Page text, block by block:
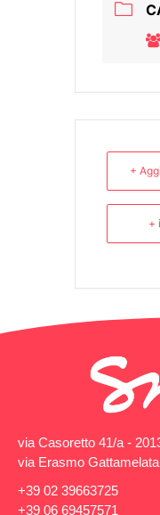
+
+
via Casoretto 41/a -
via Erasmo
+39 02 39663725
+39 06 69457571